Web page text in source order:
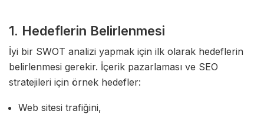
1. Hedeflerin Belirlenmesi
İyi bir SWOT analizi yapmak için ilk olarak hedeflerin
belirlenmesi gerekir. İçerik pazarlaması ve SEO
stratejileri için örnek hedefler:
Web sitesi trafiğini,